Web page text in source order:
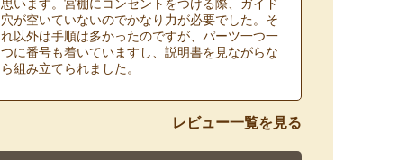
思います。宮棚にコンセントをつける際、ガイド
穴が空いていないのでかなり力が必要でした。そ
れ以外は手順は多かったのですが、パーツ一つ一
つに番号も着いていますし、説明書を見ながらな
ら組み立てられました。
レビュー一覧を見る